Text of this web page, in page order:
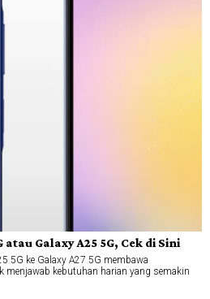
Galaxy A25 5G, Cek di Sini
5G ke Galaxy A27 5G membawa
menjawab kebutuhan harian yang semakin